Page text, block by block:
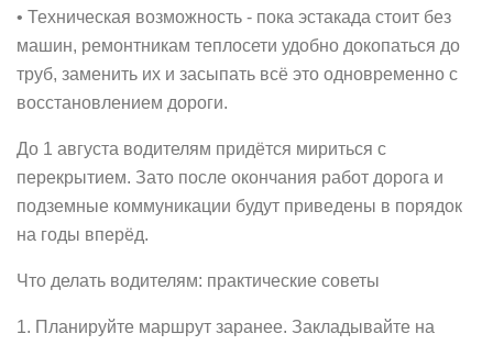
• Техническая возможность - пока эстакада стоит без
машин, ремонтникам теплосети удобно докопаться до
труб, заменить их и засыпать всё это одновременно с
восстановлением дороги.
До 1 августа водителям придётся мириться с
перекрытием. Зато после окончания работ дорога и
подземные коммуникации будут приведены в порядок
на годы вперёд.
Что делать водителям: практические советы
1. Планируйте маршрут заранее. Закладывайте на